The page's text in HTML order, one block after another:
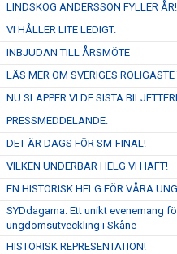
LINDSKOG ANDERSSON FYLLER ÅR!
VI HÅLLER LITE LEDIGT.
INBJUDAN TILL ÅRSMÖTE
LÄS MER OM SVERIGES
NU SLÄPPER VI DE SISTA
PRESSMEDDELANDE.
DET ÄR DAGS FÖR SM-FINAL!
VILKEN UNDERBAR HELG VI HAFT!
EN HISTORISK HELG FÖR VÅRA
SYDdagarna: Ett unikt evenemang
ungdomsutveckling i Skåne
HISTORISK REPRESENTATION!